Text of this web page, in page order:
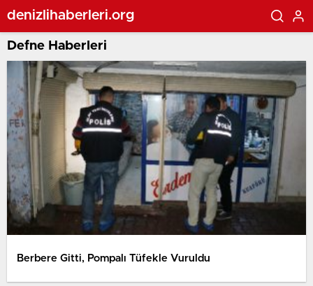
denizlihaberleri.org
Defne Haberleri
Berbere Gitti, Pompalı Tüfekle Vuruldu